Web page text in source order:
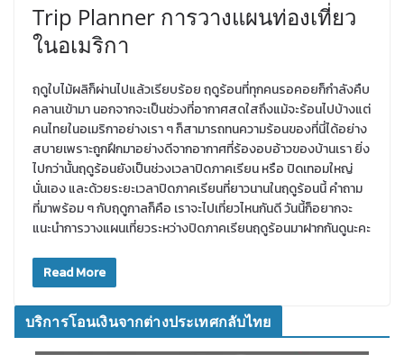
Trip Planner การวางแผนท่องเที่ยว
ในอเมริกา
ฤดูใบไม้ผลิก็ผ่านไปแล้วเรียบร้อย ฤดูร้อนที่ทุกคนรอคอยก็กำลังคืบ
คลานเข้ามา นอกจากจะเป็นช่วงที่อากาศสดใสถึงแม้จะร้อนไปบ้างแต่
คนไทยในอเมริกาอย่างเรา ๆ ก็สามารถทนความร้อนของที่นี่ได้อย่าง
สบายเพราะถูกฝึกมาอย่างดีจากอากาศที่ร้องอบอ้าวของบ้านเรา ยิ่ง
ไปกว่านั้นฤดูร้อนยังเป็นช่วงเวลาปิดภาคเรียน หรือ ปิดเทอมใหญ่
นั่นเอง และด้วยระยะเวลาปิดภาคเรียนที่ยาวนานในฤดูร้อนนี้ คำถาม
ที่มาพร้อม ๆ กับฤดูกาลก็คือ เราจะไปเที่ยวไหนกันดี วันนี้ก็อยากจะ
แนะนำการวางแผนเที่ยวระหว่างปิดภาคเรียนฤดูร้อนมาฝากกันดูนะคะ
Read More
บริการโอนเงินจากต่างประเทศกลับไทย